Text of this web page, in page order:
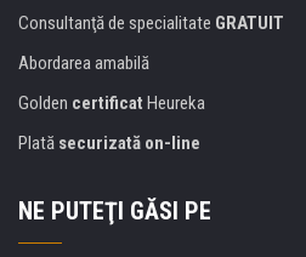
Consultanţă de specialitate GRATUIT
Abordarea amabilă
Golden certificat Heureka
Plată securizată on-line
NE PUTEŢI GĂSI PE